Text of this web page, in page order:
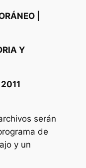
|
Y
serán
de
y un